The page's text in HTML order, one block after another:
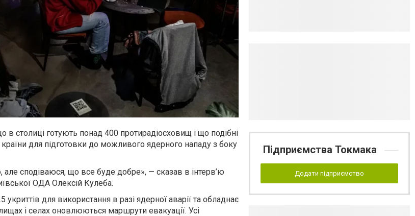
столиці готують понад 400 протирадіосховищ і що подібні
для підготовки до можливого ядерного нападу з боку
але сподіваюся, що все буде добре», — сказав в інтерв’ю
ОДА Олексій Кулеба.
для використання в разі ядерної аварії та обладнає
і селах оновлюються маршрути евакуації. Усі
Підприємства Токмака
Додати підприємство